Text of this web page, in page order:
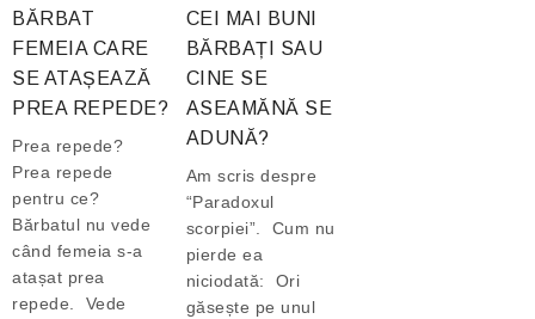
BĂRBAT
FEMEIA CARE
SE ATAȘEAZĂ
PREA REPEDE?
Prea repede?
Prea repede
pentru ce?
Bărbatul nu vede
când femeia s-a
atașat prea
repede. Vede
CEI MAI BUNI
BĂRBAȚI SAU
CINE SE
ASEAMĂNĂ SE
ADUNĂ?
Am scris despre
“Paradoxul
scorpiei”. Cum nu
pierde ea
niciodată: Ori
găsește pe unul